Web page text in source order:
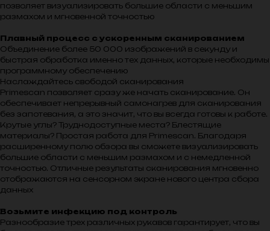
позволяет визуализировать большие области с меньшим
размахом и мгновенной точностью
Плавный процесс с ускоренным сканированием
Объединение более 50 000 изображений в секунду и
быстрая обработка именно тех данных, которые необходимы
программному обеспечению
Наслаждайтесь свободой сканирования
Primescan позволяет сразу же начать сканирование. Он
обеспечивает непрерывный самонагрев для сканирования
без запотевания, а это значит, что вы всегда готовы к работе.
Крутые углы? Труднодоступные места? Блестящие
материалы? Простая работа для Primescan. Благодаря
расширенному полю обзора вы сможете визуализировать
большие области с меньшим размахом и с немедленной
точностью. Отличные результаты сканирования мгновенно
отображаются на сенсорном экране нового центра сбора
данных
Возьмите инфекцию под контроль
Разнообразие трех различных рукавов гарантирует, что вы